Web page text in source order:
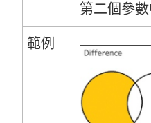
第二個參
範例